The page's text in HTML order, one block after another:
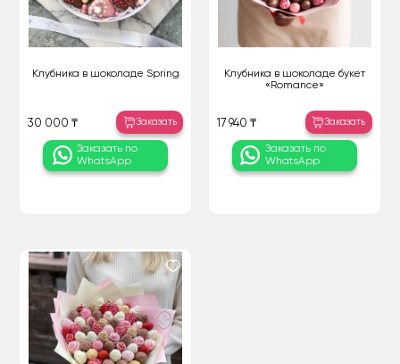
Клубника в шоколаде Spring
30 000 ₸ Заказать
Заказать по
WhatsApp
Клубника в шоколаде букет
«Romance»
17 940 ₸ Заказать
Заказать по
WhatsApp